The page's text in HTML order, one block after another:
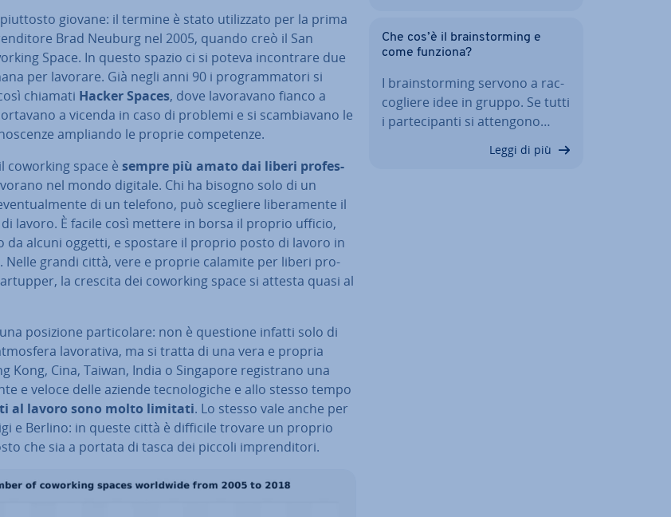
giovane: il termine è stato uti­liz­za­to per la prima
Brad Neuburg nel 2005, quando creò il San
Space. In questo spazio ci si poteva in­con­tra­re due
per lavorare. Già negli anni 90 i pro­gram­ma­to­ri si
chiamati Hacker Spaces, dove la­vo­ra­va­no fianco a
a vicenda in caso di problemi e si scam­bia­va­no le
ampliando le proprie com­pe­ten­ze.
coworking space è sempre più amato dai liberi pro­fes­
nel mondo digitale. Chi ha bisogno solo di un
di un telefono, può scegliere li­be­ra­men­te il
lavoro. È facile così mettere in borsa il proprio ufficio,
da alcuni oggetti, e spostare il proprio posto di lavoro in
Nelle grandi città, vere e proprie calamite per liberi pro­
la crescita dei coworking space si attesta quasi al
posizione par­ti­co­la­re: non è questione infatti solo di
la­vo­ra­ti­va, ma si tratta di una vera e propria
Kong, Cina, Taiwan, India o Singapore re­gi­stra­no una
e veloce delle aziende tec­no­lo­gi­che e allo stesso tempo
al lavoro sono molto limitati. Lo stesso vale anche per
e Berlino: in queste città è difficile trovare un proprio
che sia a portata di tasca dei piccoli im­pren­di­to­ri.
Che cos’è il brain­stor­ming e
come funziona?
I brain­stor­ming servono a rac­
co­glie­re idee in gruppo. Se tutti
i par­te­ci­pan­ti si attengono…
Leggi di più